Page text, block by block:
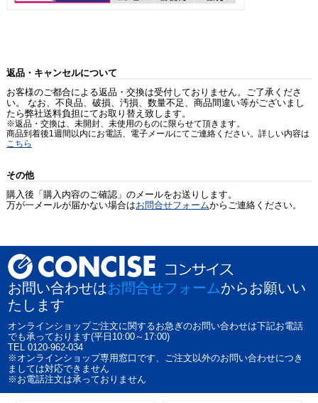
返品・キャンセルについて
お客様のご都合による返品・交換は受付しておりません。ご了承くださ
い。 なお、不良品、破損、汚損、数量不足、商品間違い等がございまし
たら弊社送料負担にてお取り替え致します。
※返品・交換は、未開封、未使用のものに限らせて頂きます。
商品到着後1週間以内にお電話、電子メールにてご連絡ください。詳しい内容は
こちら
その他
購入後「購入内容のご確認」のメールをお送りします。
万が一メールが届かない場合はお問合せフォームからご連絡ください。
お問い合わせはお問合せフォームからお願いい
たします
オンラインショップご注文に関するお急ぎのお問い合わせは下記お電話
でも承っております(平日10:00～17:00)
TEL 0120-962-034
※オンラインショップ専用窓口です、ご注文以外のお問い合わせにつき
ましては対応できません
※お電話注文は承っておりません